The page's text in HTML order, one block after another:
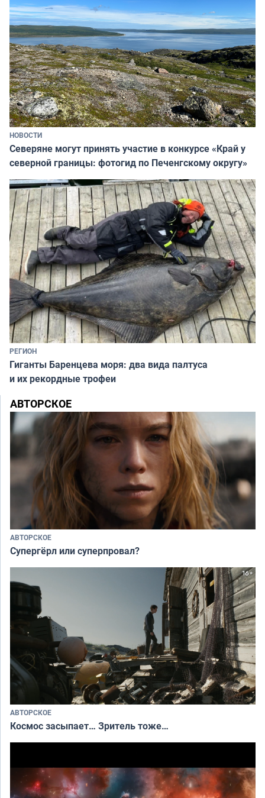
НОВОСТИ
Северяне могут принять участие в конкурсе «Край у
северной границы: фотогид по Печенгскому округу»
РЕГИОН
Гиганты Баренцева моря: два вида палтуса
и их рекордные трофеи
АВТОРСКОЕ
АВТОРСКОЕ
Супергёрл или суперпровал?
АВТОРСКОЕ
Космос засыпает… Зритель тоже…